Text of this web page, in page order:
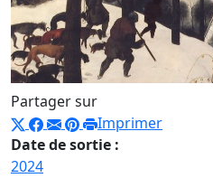
Partager sur
Imprimer
Date de sortie :
2024